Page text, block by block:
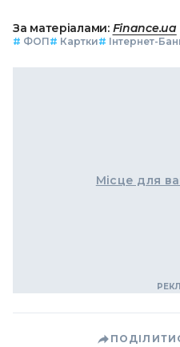
За матеріалами: Finance.ua
# ФОП# Картки# Інтернет-
Місце для